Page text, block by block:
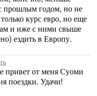
прошлым годом, но не
курс евро, но еще
и иже с ними свыше
ездить в Европу.
привет от меня Суоми
поездки. Удачи!